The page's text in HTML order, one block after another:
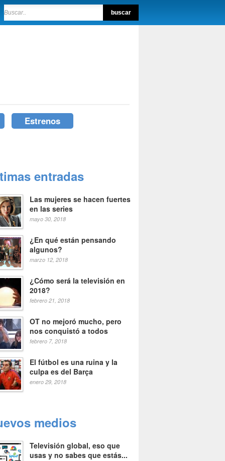
Estrenos
entradas
Las mujeres se hacen fuertes
en las series
mayo 30, 2018
¿En qué están pensando
algunos?
marzo 12, 2018
¿Cómo será la televisión en
2018?
febrero 21, 2018
OT no mejoró mucho, pero
nos conquistó a todos
febrero 7, 2018
El fútbol es una ruina y la
culpa es del Barça
enero 29, 2018
medios
Televisión global, eso que
usas y no sabes que estás...